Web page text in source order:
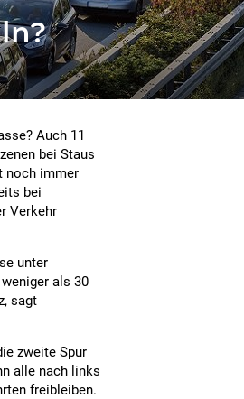
Auch 11
bei Staus
noch immer
bei
Verkehr
unter
als 30
sagt
zweite Spur
alle nach links
freibleiben.